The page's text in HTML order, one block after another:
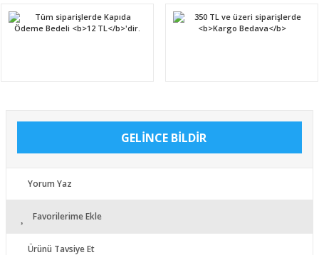
GELİNCE BİLDİR
Yorum Yaz
Favorilerime Ekle
Ürünü Tavsiye Et